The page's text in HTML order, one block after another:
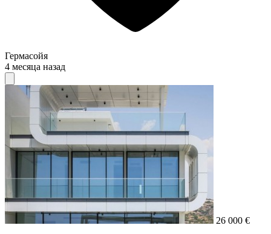
Гермасойя
4 месяца назад
26 000 €